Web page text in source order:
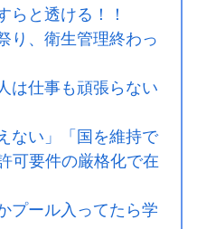
と透ける！！
り、衛生管理終わっ
は仕事も頑張らない
ない」「国を維持で
可要件の厳格化で在
プール入ってたら学